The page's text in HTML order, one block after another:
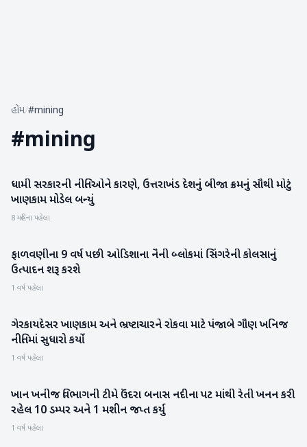
હોમ/#mining
#mining
રાષ્ટ્રીય
ધામી સરકારની નીતિઓને કારણે, ઉત્તરાખંડ દેશનું બીજા ક્રમનું સૌથી મોટું
ખાણકામ મોડેલ બન્યું
8 મહિના પહેલા
બિઝનેસ
ફાળવણીના 9 વર્ષ પછી ઓડિશાના નૈની બ્લોકમાં સિંગરેની કોલસાનું
ઉત્પાદન શરૂ કરશે
1 વર્ષ પહેલા
રાષ્ટ્રીય
ગેરકાયદેસર ખાણકામ અને ભ્રષ્ટાચારને રોકવા માટે પંજાબે ગૌણ ખનિજ
નીતિમાં સુધારો કર્યો
1 વર્ષ પહેલા
બનાસકાંઠા
ખાન ખનીજ વિભાગની ટીમે ઉંદરા બનાસ નદીના પટ માંથી રેતી ખનન કરી
રહેલ 10 ડમ્પર અને 1 મશીન જપ્ત કર્યુ
1 વર્ષ પહેલા